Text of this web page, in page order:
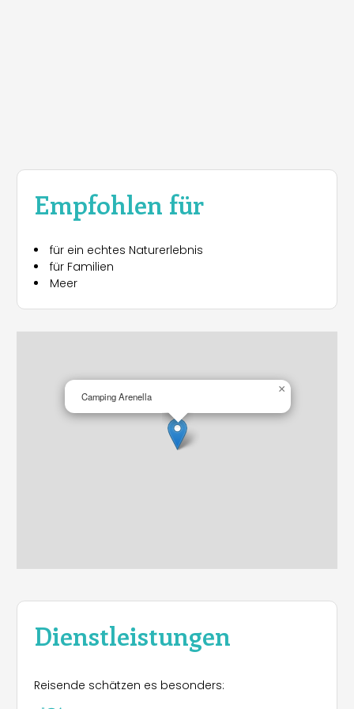
Empfohlen für
für ein echtes Naturerlebnis
für Familien
Meer
Camping Arenella
×
Dienstleistungen
Reisende schätzen es besonders: